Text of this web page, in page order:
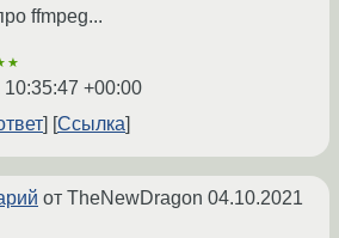
ffmpeg...
+00:00
Ссылка
от TheNewDragon 04.10.2021